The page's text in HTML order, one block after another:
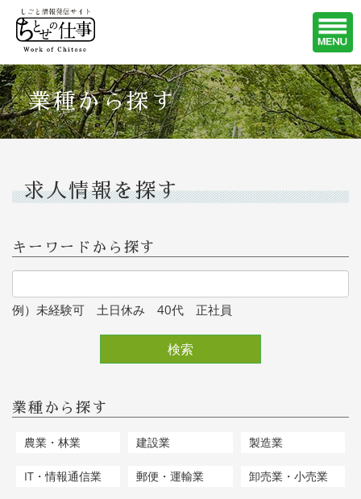
業種から探す
求人情報を探す
キーワードから探す
例）未経験可 土日休み 40代 正社員
検索
業種から探す
農業・林業 建設業 製造業
IT・情報通信業 郵便・運輸業 卸売業・小売業